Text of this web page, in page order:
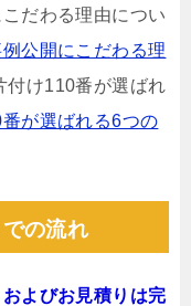
だわる理由につい
公開にこだわる理
付け110番が選ばれ
が選ばれる6つの
の流れ
よびお見積りは完